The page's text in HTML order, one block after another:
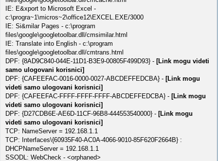
IE: E&xport to Microsoft Excel -
c:\progra~1\micros~2\office12\EXCEL.EXE/3000
IE: Si&milar Pages - c:\program
files\google\googletoolbar.dll/cmsimilar.html
IE: Translate into English - c:\program
files\google\googletoolbar.dll/cmtrans.html
DPF: {8AD9C840-044E-11D1-B3E9-00805F499D93} - [Link mogu videti
samo ulogovani korisnici]
DPF: {CAFEEFAC-0016-0000-0027-ABCDEFFEDCBA} - [Link mogu
videti samo ulogovani korisnici]
DPF: {CAFEEFAC-FFFF-FFFF-FFFF-ABCDEFFEDCBA} - [Link mogu
videti samo ulogovani korisnici]
DPF: {D27CDB6E-AE6D-11CF-96B8-444553540000} - [Link mogu
videti samo ulogovani korisnici]
TCP: NameServer = 192.168.1.1
TCP: Interfaces\{60935F40-AC0A-4066-9010-85F620F2664B} :
DHCPNameServer = 192.168.1.1
SSODL: WebCheck - <orphaned>